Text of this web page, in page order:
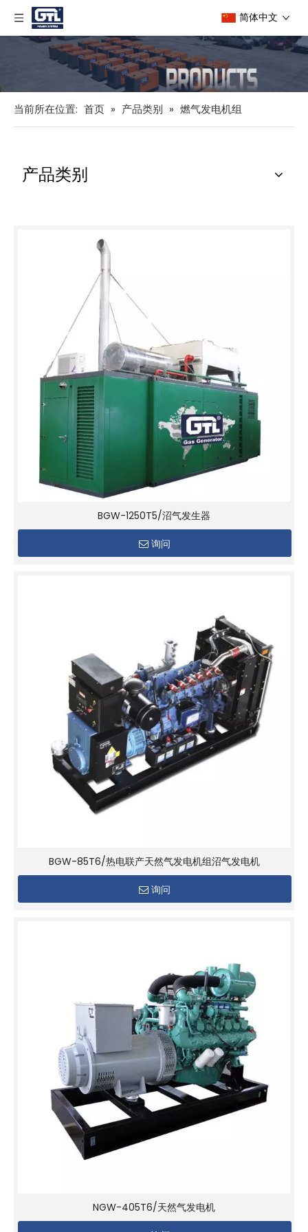
简体中文
当前所在位置: 首页 » 产品类别 » 燃气发电机组
产品类别
BGW-1250T5/沼气发生器
询问
BGW-85T6/热电联产天然气发电机组沼气发电机
询问
NGW-405T6/天然气发电机